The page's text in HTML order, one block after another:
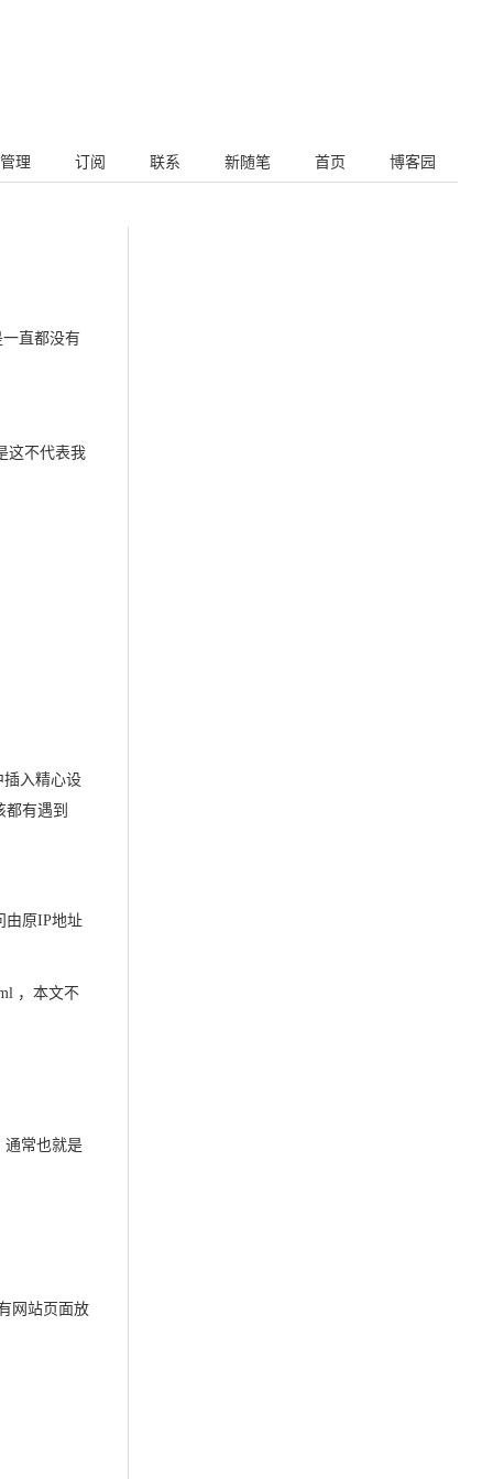
博客园
首页
新随笔
联系
订阅
管理
一直都没有
这不代表我
插入精心设
有遇到
由原IP地址
，本文不
通常也就是
网站页面放